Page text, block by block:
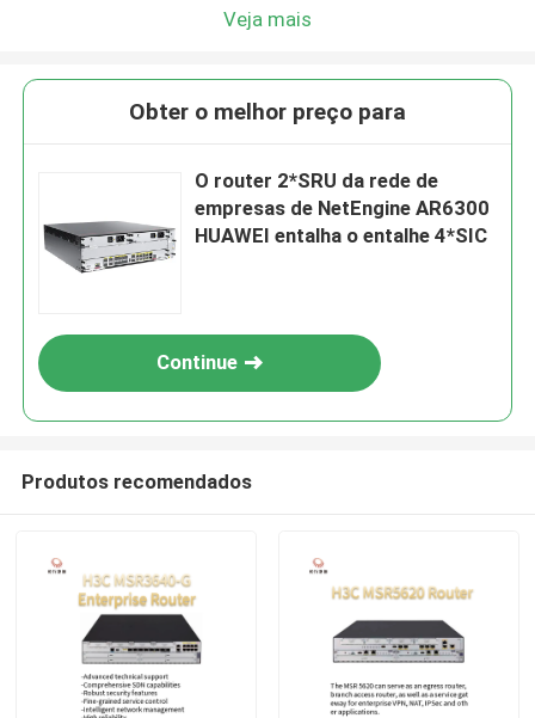
Veja mais
Obter o melhor preço para
O router 2*SRU da rede de
empresas de NetEngine AR6300
HUAWEI entalha o entalhe 4*SIC
Continue
Produtos recomendados